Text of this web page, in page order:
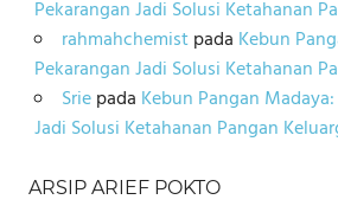
Pekarangan Jadi Solusi Ketahanan
rahmahchemistpada Kebun
Pekarangan Jadi Solusi Ketahanan
Sriepada Kebun Pangan
Jadi Solusi Ketahanan Pangan
ARSIP ARIEF POKTO